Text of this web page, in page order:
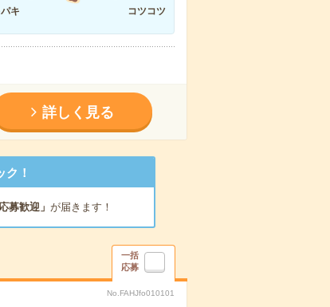
キ
コツコツ
詳しく見る
！
募歓迎」 が届きます！
一括
応募
No.FAHJfo010101